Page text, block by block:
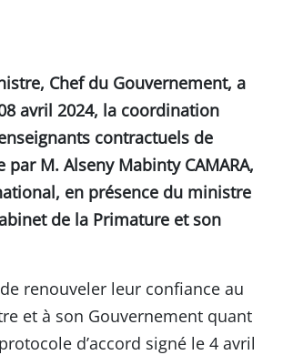
Chef du Gouvernement, a
avril 2024, la coordination
contractuels de
par M. Alseny Mabinty CAMARA,
en présence du ministre
de la Primature et son
renouveler leur confiance au
et à son Gouvernement quant
d’accord signé le 4 avril